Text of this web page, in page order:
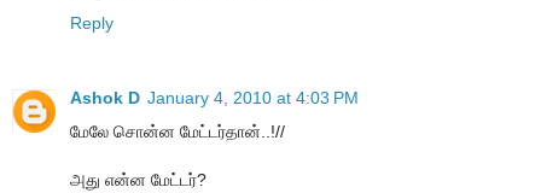
Reply
Ashok D January 4, 2010 at 4:03 PM
மேலே சொன்ன மேட்டர்தான்..!//
அது என்ன மேட்டர்?